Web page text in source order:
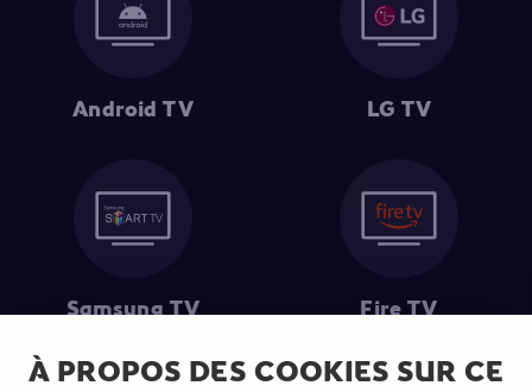
À PROPOS DES COOKIES SUR CE
Android TV LG TV
Samsung TV Fire TV